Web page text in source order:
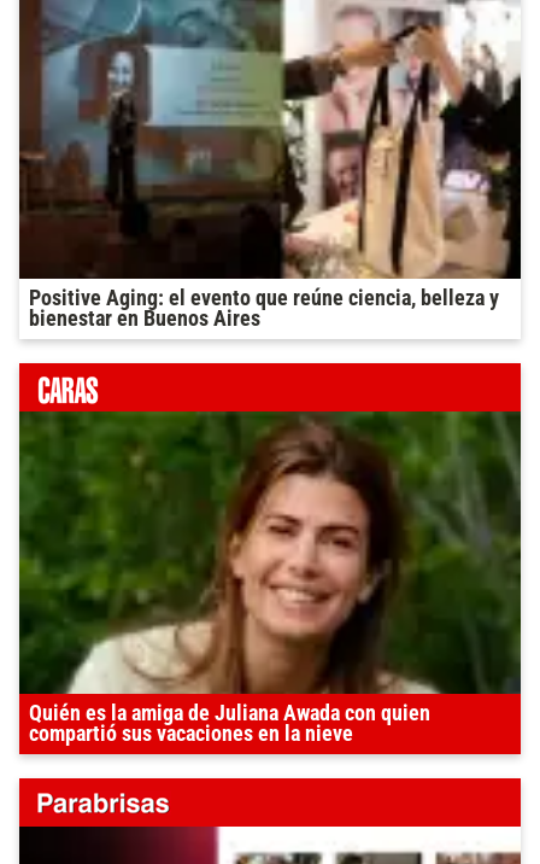
Positive Aging: el evento que reúne ciencia, belleza y
bienestar en Buenos Aires
Quién es la amiga de Juliana Awada con quien
compartió sus vacaciones en la nieve